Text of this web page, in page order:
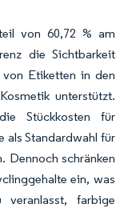
von 60,72 % am
die Sichtbarkeit
Etiketten in den
unterstützt.
Stückkosten für
als Standardwahl für
Dennoch schränken
ein, was
veranlasst, farbige